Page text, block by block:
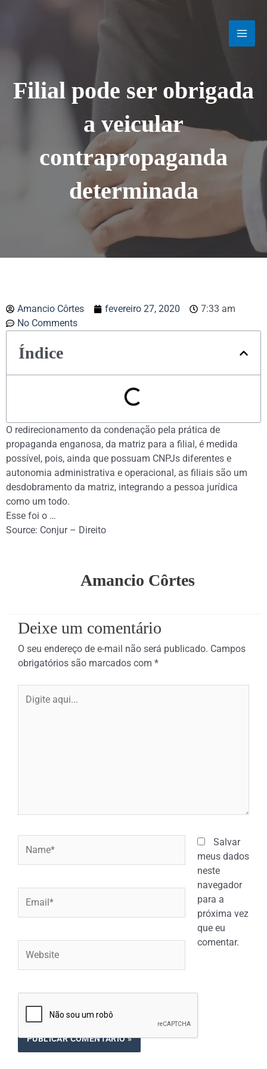
Filial pode ser obrigada
a veicular
contrapropaganda
determinada
Amancio Côrtes fevereiro 27, 2020
7:33 am
No Comments
Índice
O redirecionamento da condenação pela prática de
propaganda enganosa, da matriz para a filial, é medida
possível, pois, ainda que possuam CNPJs diferentes e
autonomia administrativa e operacional, as filiais são um
desdobramento da matriz, integrando a pessoa jurídica
como um todo.
Esse foi o …
Source: Conjur – Direito
Amancio Côrtes
Deixe um comentário
O seu endereço de e-mail não será publicado. Campos
obrigatórios são marcados com *
aqui...
Salvar
meus dados
neste
navegador
para a
próxima vez
que eu
comentar.